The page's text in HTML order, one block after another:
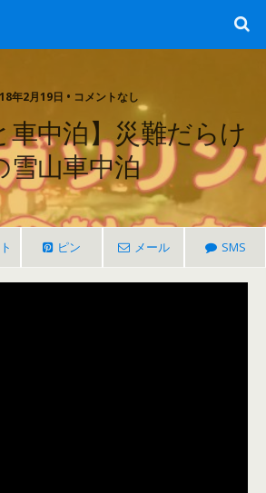
年2月19日 • コメントなし
車中泊】災難だらけ
雪山車中泊
ピン メール SMS